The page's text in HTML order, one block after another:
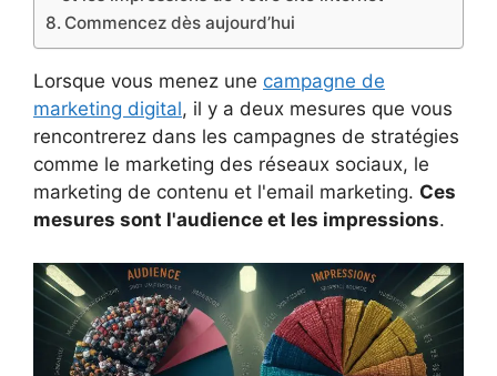
Commencez dès aujourd’hui
Lorsque vous menez une campagne de
marketing digital, il y a deux mesures que vous
rencontrerez dans les campagnes de stratégies
comme le marketing des réseaux sociaux, le
marketing de contenu et l'email marketing. Ces
mesures sont l'audience et les impressions.